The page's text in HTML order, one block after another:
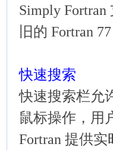
Simply
旧的 Fortran
快速搜索
快速搜索栏允
鼠标操作，用
Fortran 提供